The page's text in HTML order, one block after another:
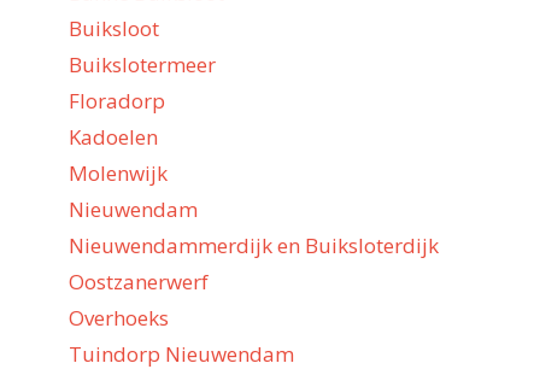
Buiksloot
Buikslotermeer
Floradorp
Kadoelen
Molenwijk
Nieuwendam
Nieuwendammerdijk en Buiksloterdijk
Oostzanerwerf
Overhoeks
Tuindorp Nieuwendam